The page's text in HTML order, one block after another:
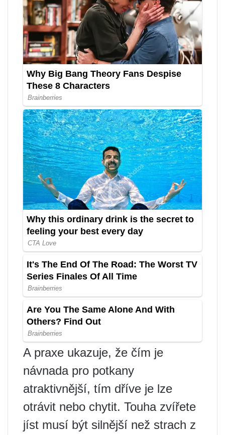
A praxe ukazuje, že čím je
návnada pro potkany
atraktivnější, tím dříve je lze
otrávit nebo chytit. Touha zvířete
jíst musí být silnější než strach z